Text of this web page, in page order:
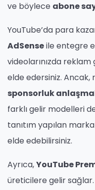
ve böylece abone
YouTube’da para
AdSenseile entegre
videolarınızda
elde edersiniz. Ancak,
sponsorluk
farklı gelir modelleri
tanıtım yapılan
elde edebilirsiniz.
Ayrıca,YouTube
üreticilere gelir